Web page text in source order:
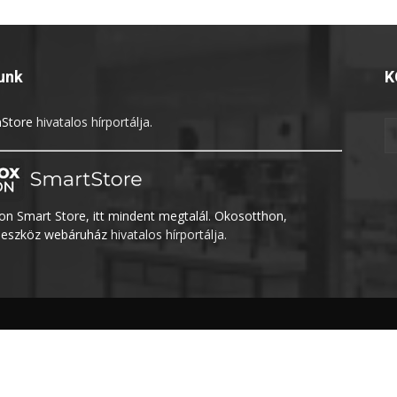
hivatalos hírportálja.
Smart Store, itt mindent megtalál. Okosotthon,
webáruház hivatalos hírportálja.